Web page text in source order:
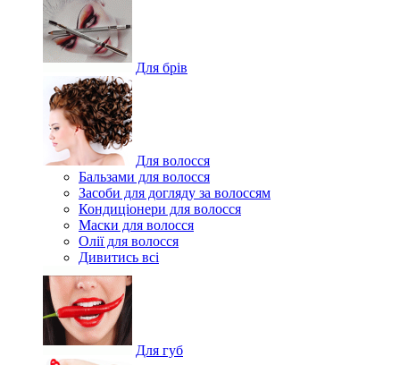
Для брів
Для волосся
Бальзами для волосся
Засоби для догляду за волоссям
Кондиціонери для волосся
Маски для волосся
Олії для волосся
Дивитись всі
Для губ